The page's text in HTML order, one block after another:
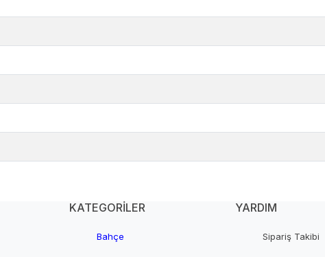
KATEGORİLER
Bahçe
YARDIM
Sipariş Takibi